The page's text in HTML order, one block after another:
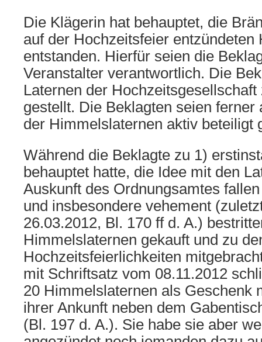
Die Klägerin hat behauptet, die
auf der Hochzeitsfeier entzündeten
entstanden. Hierfür seien die
Veranstalter verantwortlich. Die
Laternen der Hochzeitsgesellschaft
gestellt. Die Beklagten seien ferner
der Himmelslaternen aktiv beteiligt
Während die Beklagte zu 1)
behauptet hatte, die Idee mit den
Auskunft des Ordnungsamtes
und insbesondere vehement
26.03.2012, Bl. 170 ff d. A.)
Himmelslaternen gekauft und zu
Hochzeitsfeierlichkeiten
mit Schriftsatz vom 08.11.2012
20 Himmelslaternen als Geschenk
ihrer Ankunft neben dem
(Bl. 197 d. A.). Sie habe sie aber